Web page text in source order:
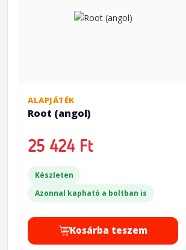
ALAPJÁTÉK
Root (angol)
25 424 Ft
Készleten
Azonnal kapható a boltban is
Kosárba teszem